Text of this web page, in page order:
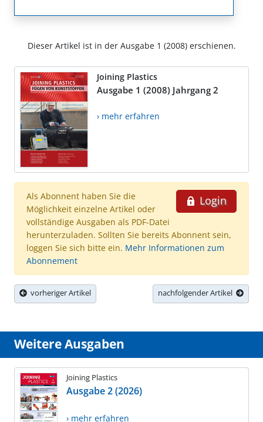
Dieser Artikel ist in der Ausgabe 1 (2008) erschienen.
Joining Plastics
Ausgabe 1 (2008) Jahrgang 2
› mehr erfahren
Login
Als Abonnent haben Sie die
Möglichkeit einzelne Artikel oder
vollständige Ausgaben als PDF-Datei
herunterzuladen. Sollten Sie bereits Abonnent sein,
loggen Sie sich bitte ein. Mehr Informationen zum
Abonnement
vorheriger Artikel nachfolgender Artikel
Weitere Ausgaben
Joining Plastics
Ausgabe 2 (2026)
› mehr erfahren